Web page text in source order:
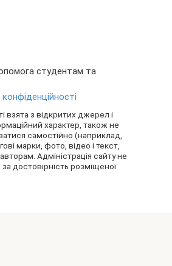
студентам та
взята з відкритих джерел і
характер, також не
самостійно (наприклад,
марки, фото, відео і текст,
Адміністрація сайту не
достовірність розміщеної